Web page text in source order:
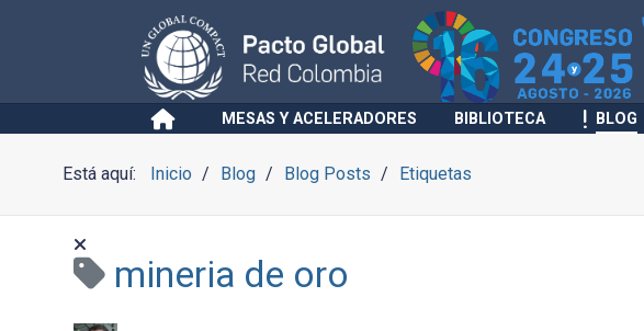
MESAS Y ACELERADORES BIBLIOTECA BLOG
Está aquí: Inicio Blog Blog Posts Etiquetas
mineria de oro